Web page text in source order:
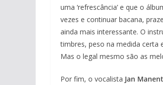
uma ‘refrescância’ e que o
vezes e continuar bacana,
ainda mais interessante. O
timbres, peso na medida certa
Mas o legal mesmo são as
Por fim, o vocalista Jan